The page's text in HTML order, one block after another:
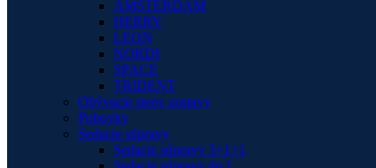
AMSTERDAM
HERRY
LEON
NORDI
SPACE
TRIDENT
Obývacie steny zostavy
Pohovky
Sedacie súpravy
Sedacie súpravy 3+1+1